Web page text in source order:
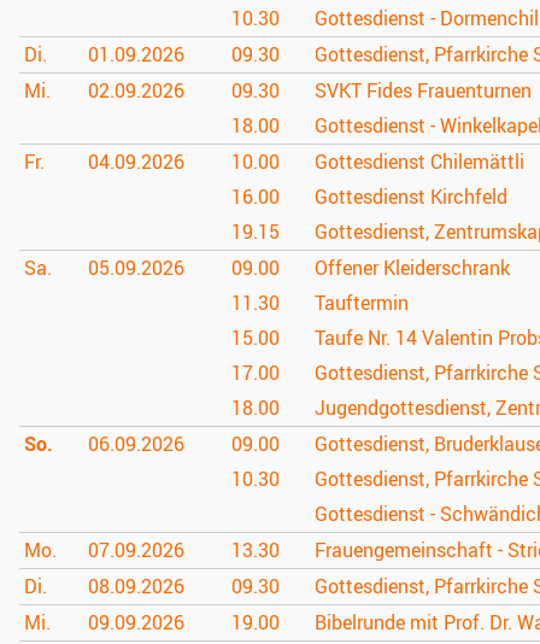
10.30
Gottesdienst -
Di.
01.09.2026 09.30
Gottesdienst, Pfarrkirche
Mi.
02.09.2026 09.30
SVKT Fides Frauenturnen
18.00
Gottesdienst -
Fr.
04.09.2026 10.00
Gottesdienst Chilemättli
16.00
Gottesdienst Kirchfeld
19.15
Gottesdienst,
Sa.
05.09.2026 09.00
Offener Kleiderschrank
11.30
Tauftermin
15.00
Taufe Nr. 14 Valentin
17.00
Gottesdienst, Pfarrkirche
18.00
Jugendgottesdienst,
So.
06.09.2026 09.00
Gottesdienst,
10.30
Gottesdienst, Pfarrkirche
Gottesdienst -
Mo.
07.09.2026 13.30
Frauengemeinschaft -
Di.
08.09.2026 09.30
Gottesdienst, Pfarrkirche
Mi.
09.09.2026 19.00
Bibelrunde mit Prof. Dr.